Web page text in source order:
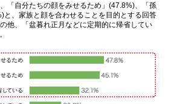
「自分たちの顔をみせるため」(47.8%)、「孫
と、家族と顔を合わせることを目的とする回答
他、「盆暮れ正月などに定期的に帰省してい